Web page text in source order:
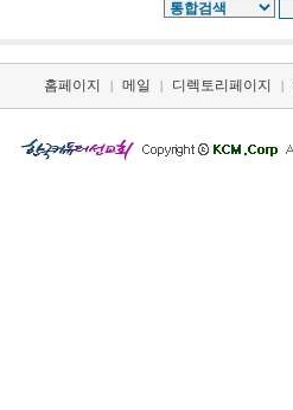
홈페이지 | 메일 | 디렉토리페이지 |